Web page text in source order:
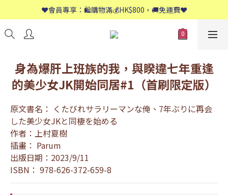
📱歡迎WhatsApp查詢：9558 8661
❤️會員專享：🛍購物滿💰HK$800，🚚免運費❤️
📱歡迎WhatsApp查詢：9558 8661
身為爆肝上班族的我，與睽違七年重逢
的美少女JK開始同居#1（首刷限定版）
原文書名： くたびれサラリーマンな俺、7年ぶりに再会
した美少女JKと同棲を始める
作者：上村夏樹
插畫： Parum
出版日期：2023/9/11
ISBN： 978-626-372-659-8